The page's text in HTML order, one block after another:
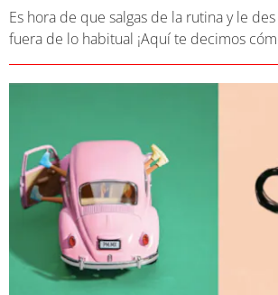
Es hora de que salgas de la rutina y le
fuera de lo habitual ¡Aquí te decimos